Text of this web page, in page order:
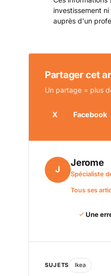
investissement
auprès d'un
Partager cet
Un partage = plus
X Facebook
J
Jerome
Spécialiste
Tous ses
Une
SUJETS Ikea